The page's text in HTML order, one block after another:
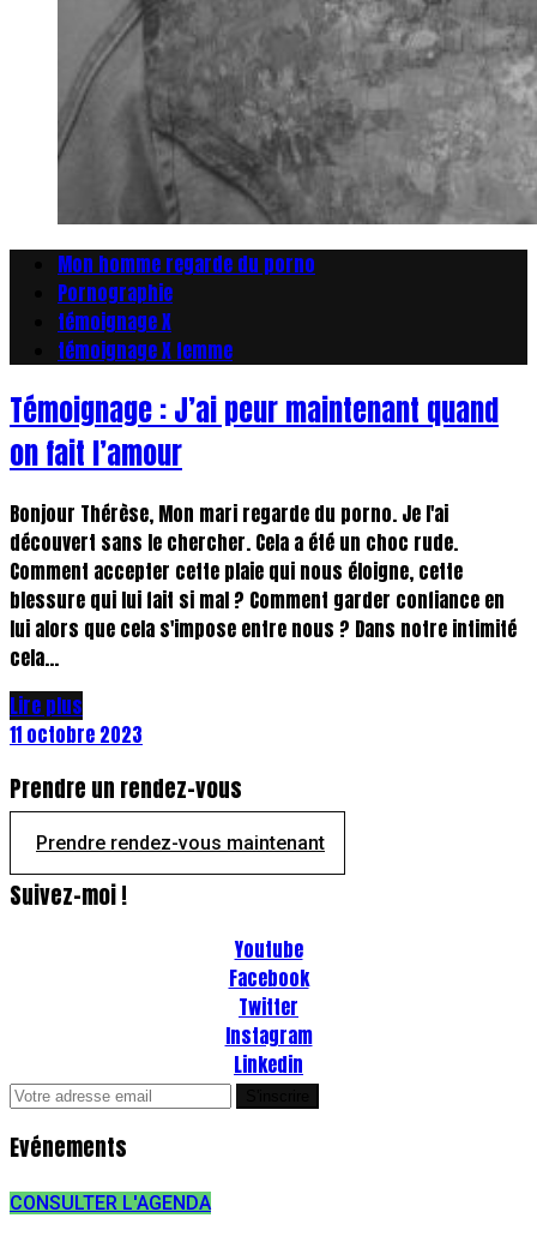
Mon homme regarde du porno
Pornographie
témoignage X
témoignage X femme
Témoignage : J’ai peur maintenant quand
on fait l’amour
Bonjour Thérèse, Mon mari regarde du porno. Je l'ai
découvert sans le chercher. Cela a été un choc rude.
Comment accepter cette plaie qui nous éloigne, cette
blessure qui lui fait si mal ? Comment garder confiance en
lui alors que cela s'impose entre nous ? Dans notre intimité
cela...
Lire plus
11 octobre 2023
Prendre un rendez-vous
Prendre rendez-vous maintenant
Suivez-moi !
Youtube
Facebook
Twitter
Instagram
Linkedin
Evénements
CONSULTER L'AGENDA